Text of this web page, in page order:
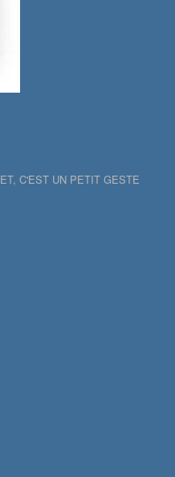
C'EST UN PETIT GESTE